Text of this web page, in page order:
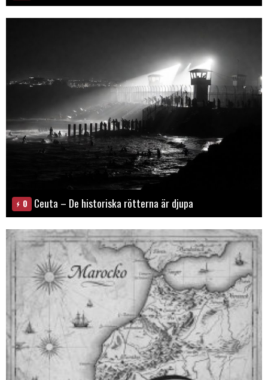
0 Ceuta – De historiska rötterna är djupa